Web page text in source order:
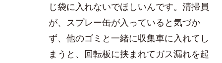
じ袋に入れないでほしいんです。清掃員
が、スプレー缶が入っていると気づか
ず、他のゴミと一緒に収集車に入れてし
まうと、回転板に挟まれてガス漏れを起